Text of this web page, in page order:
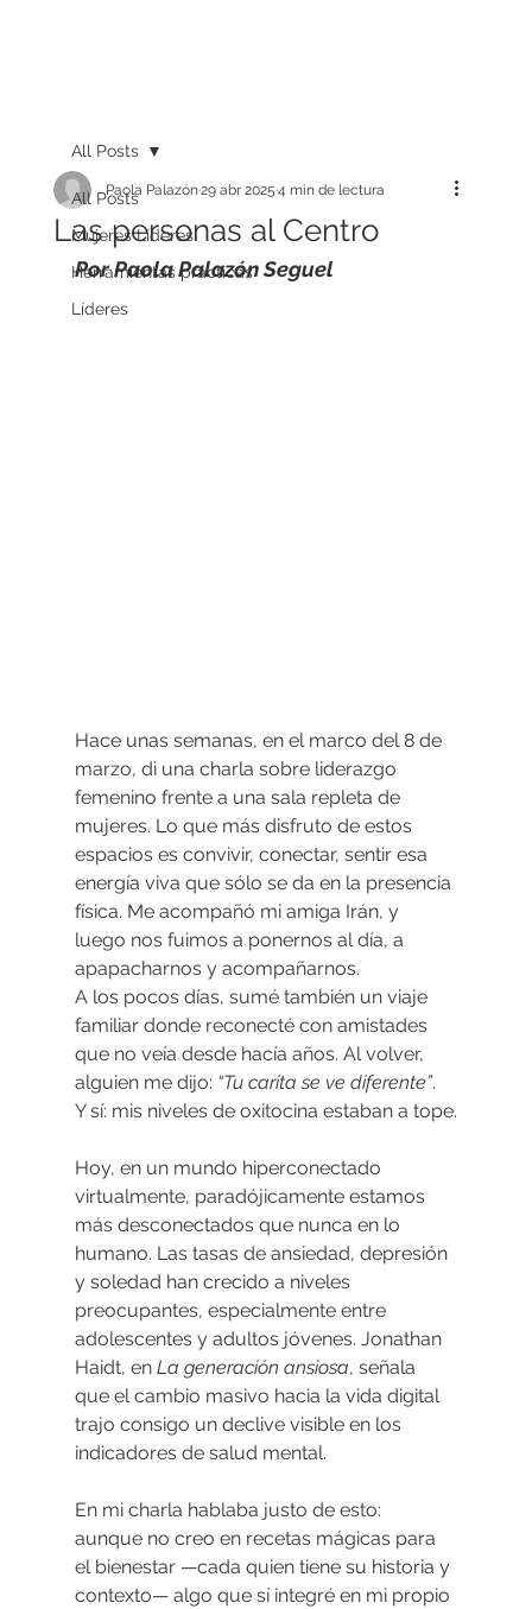
All Posts
Mujeres Líderes
Herramientas prácticas
Líderes
All Posts
Las personas al Centro
Paola Palazón29 abr 20254 min de lectura
Por Paola Palazón Seguel
Hace unas semanas, en el marco del 8 de
marzo, di una charla sobre liderazgo
femenino frente a una sala repleta de
mujeres. Lo que más disfruto de estos
espacios es convivir, conectar, sentir esa
energía viva que sólo se da en la presencia
física. Me acompañó mi amiga Irán, y
luego nos fuimos a ponernos al día, a
apapacharnos y acompañarnos.
A los pocos días, sumé también un viaje
familiar donde reconecté con amistades
que no veía desde hacía años. Al volver,
alguien me dijo: “Tu carita se ve diferente”.
Y sí: mis niveles de oxitocina estaban a tope.
Hoy, en un mundo hiperconectado
virtualmente, paradójicamente estamos
más desconectados que nunca en lo
humano. Las tasas de ansiedad, depresión
y soledad han crecido a niveles
preocupantes, especialmente entre
adolescentes y adultos jóvenes. Jonathan
Haidt, en La generación ansiosa, señala
que el cambio masivo hacia la vida digital
trajo consigo un declive visible en los
indicadores de salud mental.
En mi charla hablaba justo de esto:
aunque no creo en recetas mágicas para
el bienestar —cada quien tiene su historia y
contexto— algo que sí integré en mi propio